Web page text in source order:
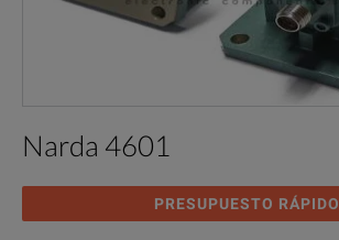
Narda 4601
PRESUPUESTO RÁPIDO